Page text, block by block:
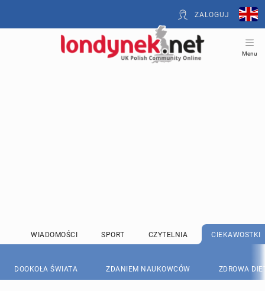
ZALOGUJ
Menu
WIADOMOŚCI SPORT CZYTELNIA CIEKAWOSTKI
DOOKOŁA ŚWIATA ZDANIEM NAUKOWCÓW ZDROWA